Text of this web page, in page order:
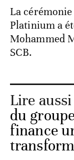
La
Platinium a
Mohammed
SCB.
Lire aussi
du
finance